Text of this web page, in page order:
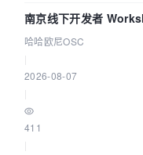
南京线下开发者
智能 Agent 应用
哈哈欧尼OSC
2026-08-07
411